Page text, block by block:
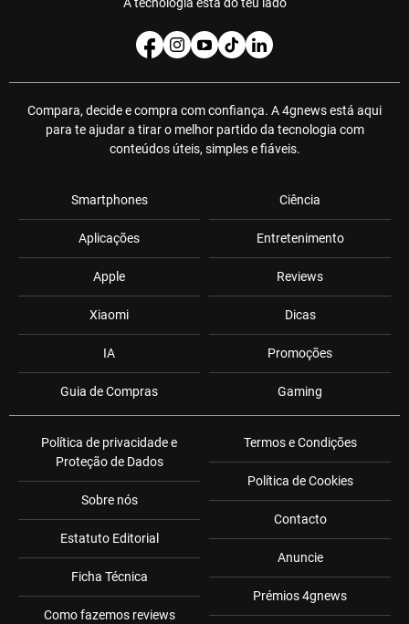
Compara, decide e compra com confiança. A 4gnews está aqui
para te ajudar a tirar o melhor partido da tecnologia com
conteúdos úteis, simples e fiáveis.
Smartphones
Aplicações
Apple
Xiaomi
IA
Guia de Compras
Ciência
Entretenimento
Reviews
Dicas
Promoções
Gaming
Política de privacidade e
Proteção de Dados
Sobre nós
Estatuto Editorial
Ficha Técnica
Como fazemos reviews
Termos e Condições
Política de Cookies
Contacto
Anuncie
Prémios 4gnews